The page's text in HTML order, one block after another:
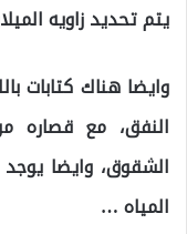
يتم تحديد زاويه
وايضا هناك كتابات
النفق، مع قصاره
الشقوق، وايضا
المياه …